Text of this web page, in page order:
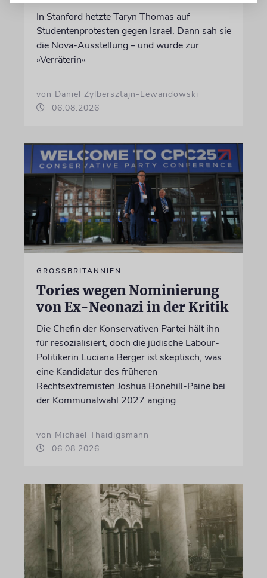
In Stanford hetzte Taryn Thomas auf
Studentenprotesten gegen Israel. Dann sah sie
die Nova-Ausstellung – und wurde zur
»Verräterin«
von Daniel Zylbersztajn-Lewandowski
06.08.2026
GROSSBRITANNIEN
Tories wegen Nominierung
von Ex-Neonazi in der Kritik
Die Chefin der Konservativen Partei hält ihn
für resozialisiert, doch die jüdische Labour-
Politikerin Luciana Berger ist skeptisch, was
eine Kandidatur des früheren
Rechtsextremisten Joshua Bonehill-Paine bei
der Kommunalwahl 2027 anging
von Michael Thaidigsmann
06.08.2026